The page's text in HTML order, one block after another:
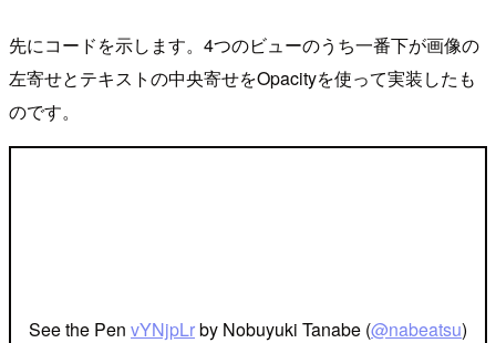
先にコードを示します。4つのビューのうち一番下が画像の
左寄せとテキストの中央寄せをOpacityを使って実装したも
のです。
See the Pen vYNjpLrby Nobuyuki Tanabe (@nabeatsu)